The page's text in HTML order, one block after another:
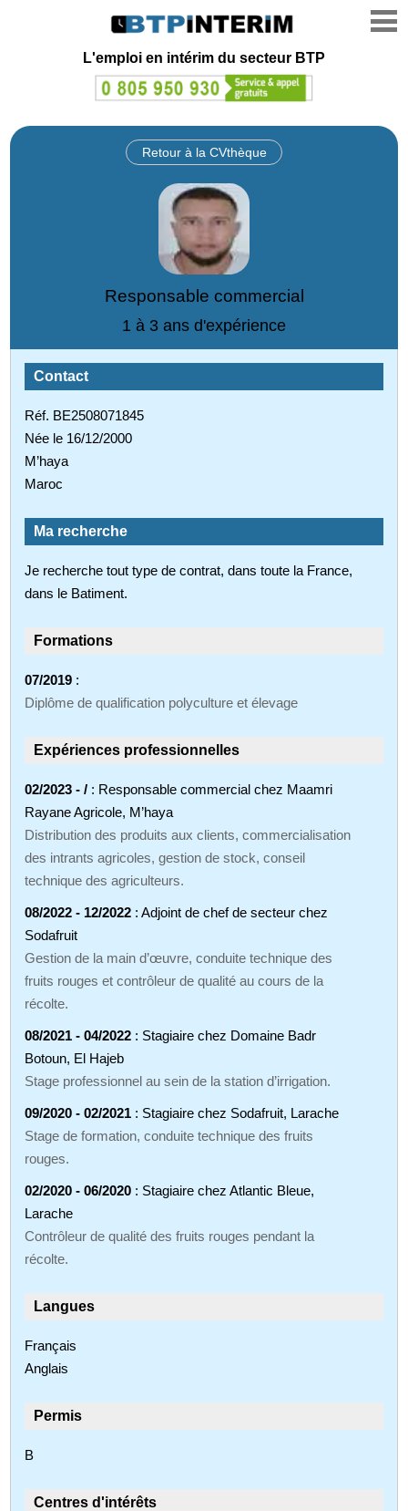
L'emploi en intérim du secteur BTP
Retour à la CVthèque
Responsable commercial
1 à 3 ans d'expérience
Contact
Réf. BE2508071845
Née le 16/12/2000
M’haya
Maroc
Ma recherche
Je recherche tout type de contrat, dans toute la France,
dans le Batiment.
Formations
07/2019 :
Diplôme de qualification polyculture et élevage
Expériences professionnelles
02/2023 - / : Responsable commercial chez Maamri
Rayane Agricole, M’haya
Distribution des produits aux clients, commercialisation
des intrants agricoles, gestion de stock, conseil
technique des agriculteurs.
08/2022 - 12/2022 : Adjoint de chef de secteur chez
Sodafruit
Gestion de la main d’œuvre, conduite technique des
fruits rouges et contrôleur de qualité au cours de la
récolte.
08/2021 - 04/2022 : Stagiaire chez Domaine Badr
Botoun, El Hajeb
Stage professionnel au sein de la station d’irrigation.
09/2020 - 02/2021 : Stagiaire chez Sodafruit, Larache
Stage de formation, conduite technique des fruits
rouges.
02/2020 - 06/2020 : Stagiaire chez Atlantic Bleue,
Larache
Contrôleur de qualité des fruits rouges pendant la
récolte.
Langues
Français
Anglais
Permis
B
Centres d'intérêts